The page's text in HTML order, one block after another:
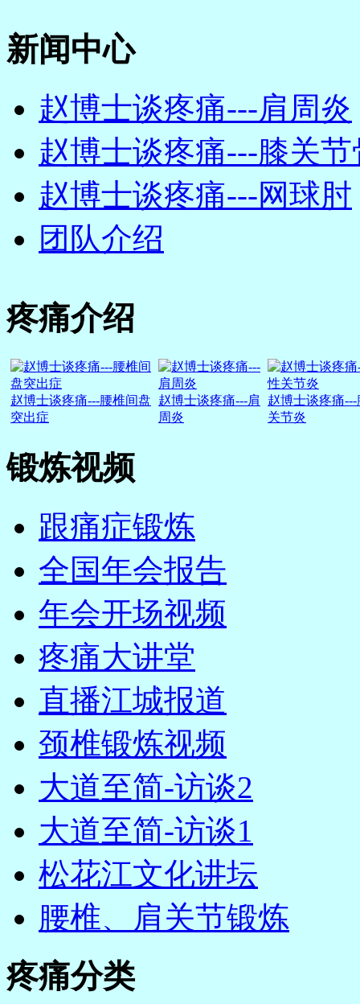
新闻中心
赵博士谈疼痛---肩周炎
赵博士谈疼痛---膝关
赵博士谈疼痛---网球肘
团队介绍
疼痛介绍
赵博士谈疼痛---腰椎间盘
突出症
赵博士谈疼痛---肩
周炎
赵博士谈疼痛
关节炎
锻炼视频
跟痛症锻炼
全国年会报告
年会开场视频
疼痛大讲堂
直播江城报道
颈椎锻炼视频
大道至简-访谈2
大道至简-访谈1
松花江文化讲坛
腰椎、肩关节锻炼
疼痛分类